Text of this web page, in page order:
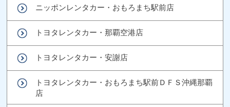
ニッポンレンタカー・おもろまち駅前店
トヨタレンタカー・那覇空港店
トヨタレンタカー・安謝店
トヨタレンタカー・おもろまち駅前ＤＦＳ沖縄那覇
店